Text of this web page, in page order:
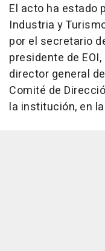
El acto ha estado
Industria y
por el secretario
presidente de
director general
Comité de
la institución, en